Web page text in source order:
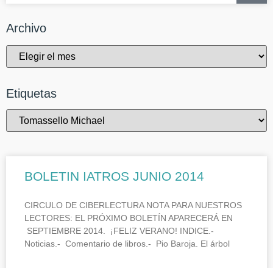
Archivo
Etiquetas
BOLETIN IATROS JUNIO 2014
CIRCULO DE CIBERLECTURA NOTA PARA NUESTROS
LECTORES: EL PRÓXIMO BOLETÍN APARECERÁ EN
SEPTIEMBRE 2014. ¡FELIZ VERANO! INDICE.-
Noticias.- Comentario de libros.- Pio Baroja. El árbol